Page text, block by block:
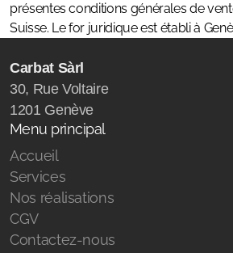
présentes conditions générales de
Suisse. Le for juridique est établi à
Carbat Sàrl
30, Rue Voltaire
1201 Genève
Menu principal
Accueil
Services
Nos réalisations
CGV
Contactez-nous